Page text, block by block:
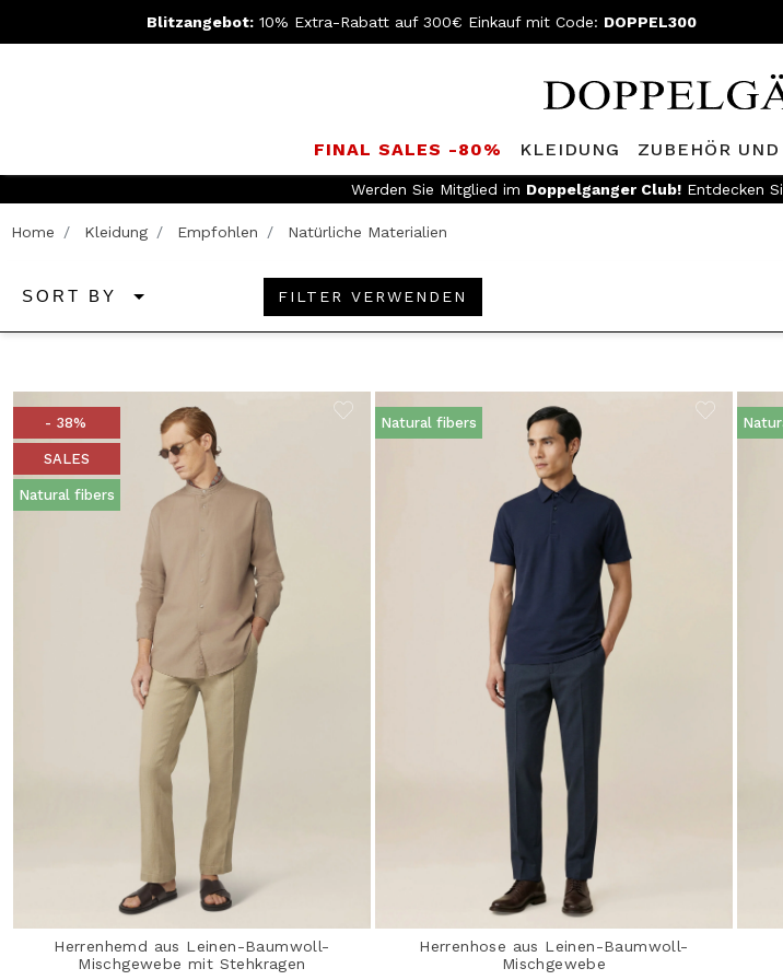
Blitzangebot: 10% Extra-Rabatt auf 300€ Einkauf mit Code: DOPPEL300
FINAL SALES -80% KLEIDUNG ZUBEHÖR
Werden Sie Mitglied im Doppelganger Club! Entdecken
Home Kleidung Empfohlen Natürliche Materialien
SORT BY FILTER VERWENDEN
- 38%
SALES
Natural fibers
Herrenhemd aus Leinen-Baumwoll-
Mischgewebe mit Stehkragen
Natural fibers
Herrenhose aus Leinen-Baumwoll-
Mischgewebe